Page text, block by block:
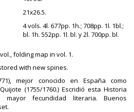
21x26.5.
4 vols. 4l. 677pp. 1h.; 708pp. 1l. 1bl.;
bl. 1h. 552pp. 1l. bl. y 2l. 700pp. bl.
folding map in vol. 1.
with new spines.
mejor conocido en España como
(1755/1760.) Escridió esta Historia
fecundidad literaria. Buenos